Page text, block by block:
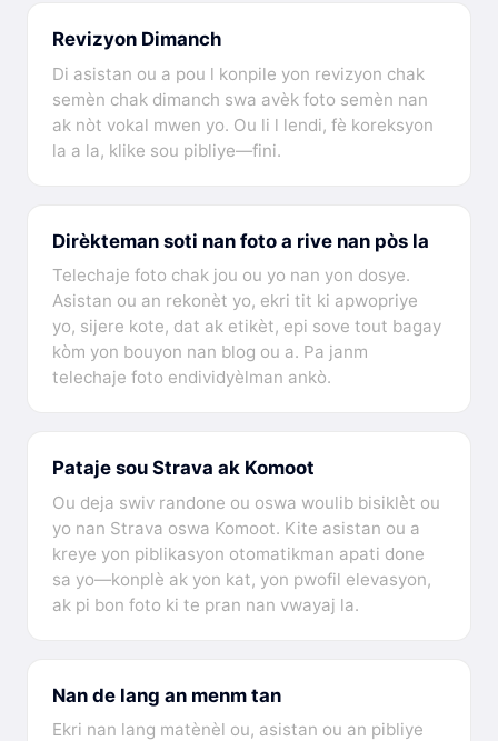
Revizyon Dimanch
Di asistan ou a pou l konpile yon revizyon chak
semèn chak dimanch swa avèk foto semèn nan
ak nòt vokal mwen yo. Ou li l lendi, fè koreksyon
la a la, klike sou pibliye—fini.
Dirèkteman soti nan foto a rive nan pòs la
Telechaje foto chak jou ou yo nan yon dosye.
Asistan ou an rekonèt yo, ekri tit ki apwopriye
yo, sijere kote, dat ak etikèt, epi sove tout bagay
kòm yon bouyon nan blog ou a. Pa janm
telechaje foto endividyèlman ankò.
Pataje sou Strava ak Komoot
Ou deja swiv randone ou oswa woulib bisiklèt ou
yo nan Strava oswa Komoot. Kite asistan ou a
kreye yon piblikasyon otomatikman apati done
sa yo—konplè ak yon kat, yon pwofil elevasyon,
ak pi bon foto ki te pran nan vwayaj la.
Nan de lang an menm tan
Ekri nan lang matènèl ou, asistan ou an pibliye